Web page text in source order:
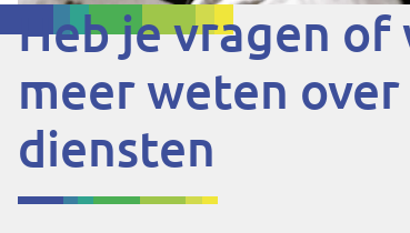
Heb je vragen of
meer weten over
diensten